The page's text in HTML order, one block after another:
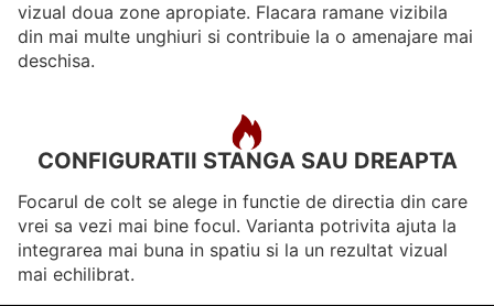
vizual doua zone apropiate. Flacara ramane vizibila
din mai multe unghiuri si contribuie la o amenajare mai
deschisa.
CONFIGURATII STANGA SAU DREAPTA
Focarul de colt se alege in functie de directia din care
vrei sa vezi mai bine focul. Varianta potrivita ajuta la
integrarea mai buna in spatiu si la un rezultat vizual
mai echilibrat.